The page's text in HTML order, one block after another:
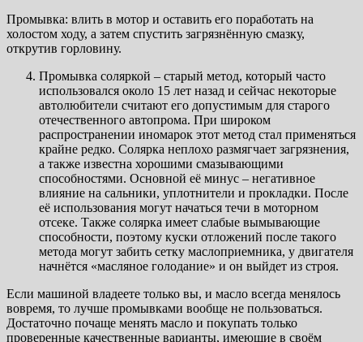
Промывка: влить в мотор и оставить его поработать на
холостом ходу, а затем спустить загрязнённую смазку,
открутив горловину.
Промывка соляркой – старый метод, который часто
использовался около 15 лет назад и сейчас некоторые
автолюбители считают его допустимым для старого
отечественного автопрома. При широком
распространении иномарок этот метод стал применяться
крайне редко. Солярка неплохо размягчает загрязнения,
а также известна хорошими смазывающими
способностями. Основной её минус – негативное
влияние на сальники, уплотнители и прокладки. После
её использования могут начаться течи в моторном
отсеке. Также солярка имеет слабые вымывающие
способности, поэтому куски отложений после такого
метода могут забить сетку маслоприемника, у двигателя
начнётся «масляное голодание» и он выйдет из строя.
Если машиной владеете только вы, и масло всегда менялось
вовремя, то лучше промывками вообще не пользоваться.
Достаточно почаще менять масло и покупать только
проверенные качественные варианты, имеющие в своём